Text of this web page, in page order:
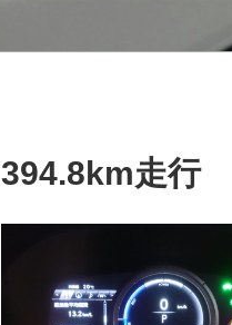
394.8km走行